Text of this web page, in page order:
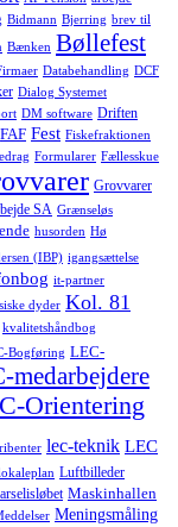
Bidmann Bjerring brev til
Bænken Bøllefest
Databehandling DCF
Dialog Systemet
DM software Driften
FAF Fest Fiskefraktionen
Formularer Fællesskue
Grovvarer
SA Grænseløs
husorden Hø
(IBP) igangsættelse
it-partner
dyder Kol. 81
kvalitetshåndbog
Bogføring LEC-
medarbejdere
Orientering
lec-teknik LEC
Luftbilleder
Maskinhallen
Meningsmåling